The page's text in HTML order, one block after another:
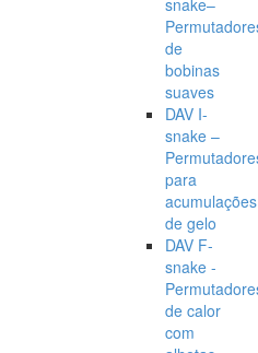
snake–
de
bobinas
suaves
DAV I-
snake –
para
acumulações
de gelo
DAV F-
snake -
de calor
com